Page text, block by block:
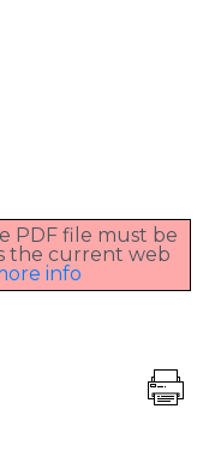
PDF file must be
the current web
info